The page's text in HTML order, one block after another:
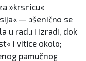
»krsnicu«
— pšenično se
u radu i izradi, dok
i vitice okolo;
pamučnog